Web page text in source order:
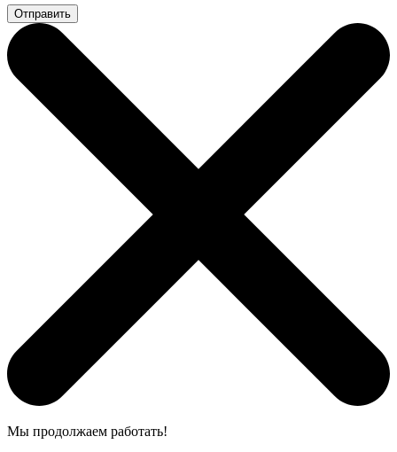
Мы продолжаем работать!